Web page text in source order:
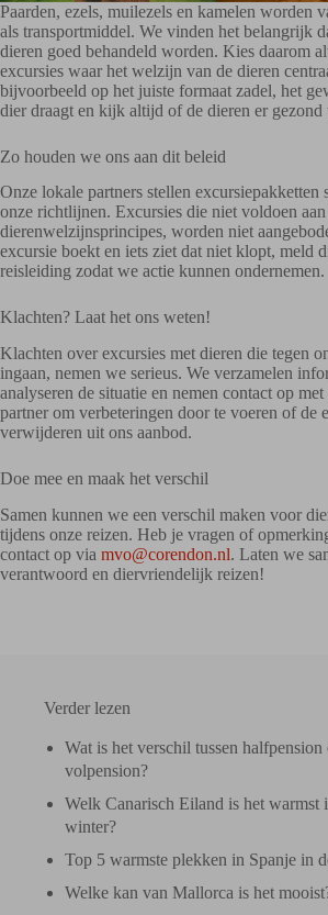
Paarden, ezels, muilezels en kamelen worden
als transportmiddel. We vinden het belangrijk
dieren goed behandeld worden. Kies daarom
excursies waar het welzijn van de dieren
bijvoorbeeld op het juiste formaat zadel, het
dier draagt en kijk altijd of de dieren er gezond
Zo houden we ons aan dit beleid
Onze lokale partners stellen excursiepakketten
onze richtlijnen. Excursies die niet voldoen
dierenwelzijnsprincipes, worden niet
excursie boekt en iets ziet dat niet klopt, meld
reisleiding zodat we actie kunnen ondernemen.
Klachten? Laat het ons weten!
Klachten over excursies met dieren die tegen
ingaan, nemen we serieus. We verzamelen
analyseren de situatie en nemen contact op
partner om verbeteringen door te voeren of de
verwijderen uit ons aanbod.
Doe mee en maak het verschil
Samen kunnen we een verschil maken voor
tijdens onze reizen. Heb je vragen of
contact op via mvo@corendon.nl. Laten we
verantwoord en diervriendelijk reizen!
Verder lezen
Wat is het verschil tussen halfpension
volpension?
Welk Canarisch Eiland is het warmst
winter?
Top 5 warmste plekken in Spanje in
Welke kan van Mallorca is het